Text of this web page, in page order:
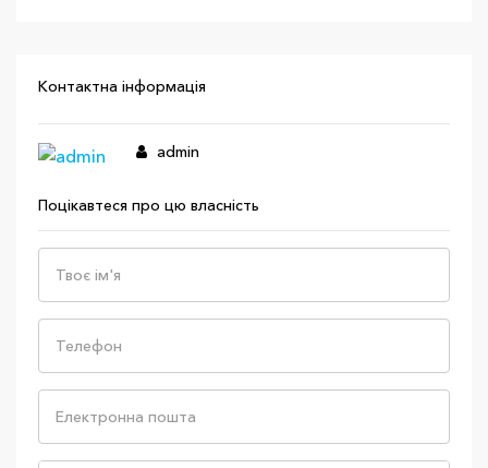
Контактна інформація
admin
Поцікавтеся про цю власність